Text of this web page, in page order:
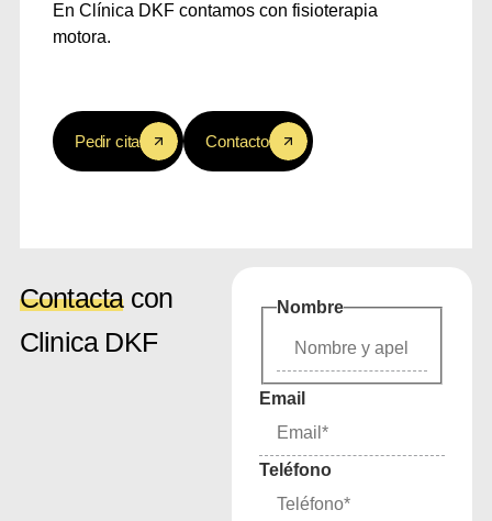
En Clínica DKF contamos con fisioterapia
motora.
Pedir cita Contacto
Contactacon
Clinica DKF
Nombre
Email
Teléfono